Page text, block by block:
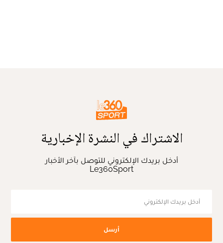
الاشتراك في النشرة الإخبارية
أدخل بريدك الإلكتروني للتوصل بآخر الأخبار
Le360Sport
أرسل